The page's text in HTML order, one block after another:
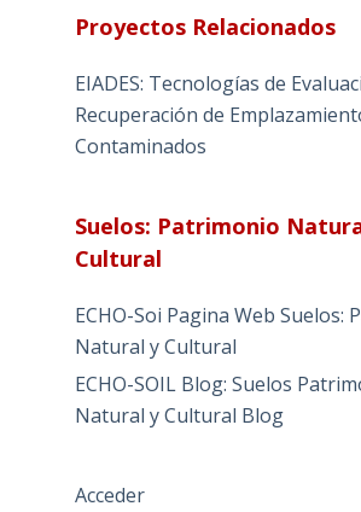
Proyectos Relacionados
EIADES: Tecnologías de
Recuperación de
Contaminados
Suelos: Patrimonio
Cultural
ECHO-Soi Pagina Web Suelos:
Natural y Cultural
ECHO-SOIL Blog: Suelos
Natural y Cultural Blog
Acceder